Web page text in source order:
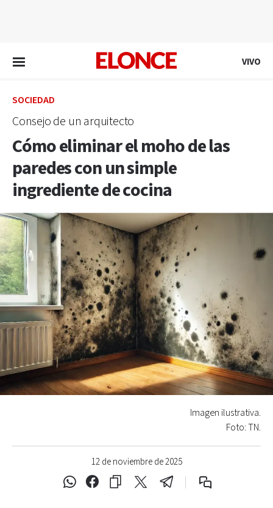
VIVO
SOCIEDAD
Consejo de un arquitecto
Cómo eliminar el moho de las
paredes con un simple
ingrediente de cocina
12 de noviembre de 2025
Imagen ilustrativa.
Foto: TN.